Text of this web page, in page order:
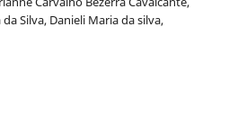
Silva, Danieli Maria da silva,